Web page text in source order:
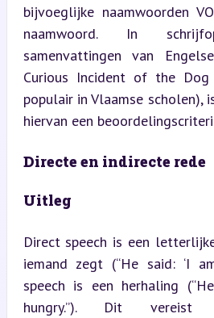
bijvoeglijke naamwoorden
naamwoord. In
samenvattingen van
Curious Incident of the Dog
populair in Vlaamse scholen),
hiervan een
Directe en indirecte rede
Uitleg
Direct speech is een
iemand zegt (“He said: ‘I
speech is een herhaling
hungry.”). Dit vereist